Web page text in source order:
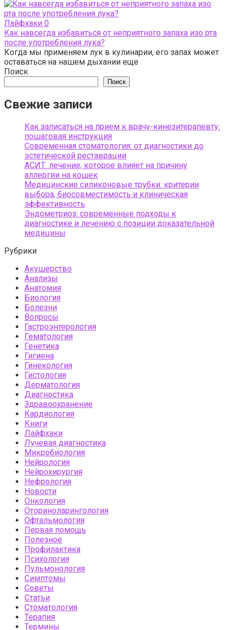
Лайфхаки 0
Как навсегда избавиться от неприятного запаха изо рта
после употребления лука?
Когда мы применяем лук в кулинарии, его запах может
оставаться на нашем дыхании еще
Поиск
Поиск
Свежие записи
Как записаться на прием к врачу-кинезитерапевту:
пошаговая инструкция
Современная стоматология: от диагностики до
эстетической реставрации
АСИТ: лечение, которое влияет на причину
аллергии на кошек
Медицинские силиконовые трубки: критерии
выбора, биосовместимость и клиническая
эффективность
Эндометриоз: современные подходы к
диагностике и лечению с позиции доказательной
медицины
Рубрики
Акушерство
Анализы
Анатомия
Биология
Болезни
Вопросы
Гастроэнтерология
Гематология
Генетика
Гигиена
Гинекология
Гистология
Дерматология
Диагностика
Здравоохранение
Кардиология
Книги
Лайфхаки
Лучевая диагностика
Микробиология
Нейрология
Нейрохирургия
Нефрология
Новости
Онкология
Оториноларингология
Офтальмология
Первая помощь
Полезное
Профилактика
Психология
Пульмонология
Симптомы
Советы
Статьи
Стоматология
Терапия
Термины